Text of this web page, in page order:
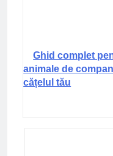
Ghid complet
animale de
cățelul tău